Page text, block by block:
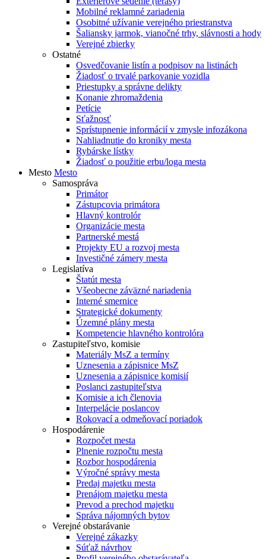
Mobilné reklamné zariadenia
Osobitné užívanie verejného priestranstva
Šaliansky jarmok, vianočné trhy, slávnosti a hody
Verejné zbierky
Ostatné
Osvedčovanie listín a podpisov na listinách
Žiadosť o trvalé parkovanie vozidla
Priestupky a správne delikty
Konanie zhromaždenia
Petície
Sťažnosť
Sprístupnenie informácií v zmysle infozákona
Nahliadnutie do kroniky mesta
Rybárske lístky
Žiadosť o použitie erbu/loga mesta
Mesto Mesto
Samospráva
Primátor
Zástupcovia primátora
Hlavný kontrolór
Organizácie mesta
Partnerské mestá
Projekty EU a rozvoj mesta
Investičné zámery mesta
Legislatíva
Štatút mesta
Všeobecne záväzné nariadenia
Interné smernice
Strategické dokumenty
Územné plány mesta
Kompetencie hlavného kontrolóra
Zastupiteľstvo, komisie
Materiály MsZ a termíny
Uznesenia a zápisnice MsZ
Uznesenia a zápisnice komisií
Poslanci zastupiteľstva
Komisie a ich členovia
Interpelácie poslancov
Rokovací a odmeňovací poriadok
Hospodárenie
Rozpočet mesta
Plnenie rozpočtu mesta
Rozbor hospodárenia
Výročné správy mesta
Predaj majetku mesta
Prenájom majetku mesta
Prevod a prechod majetku
Správa nájomných bytov
Verejné obstarávanie
Verejné zákazky
Súťaž návrhov